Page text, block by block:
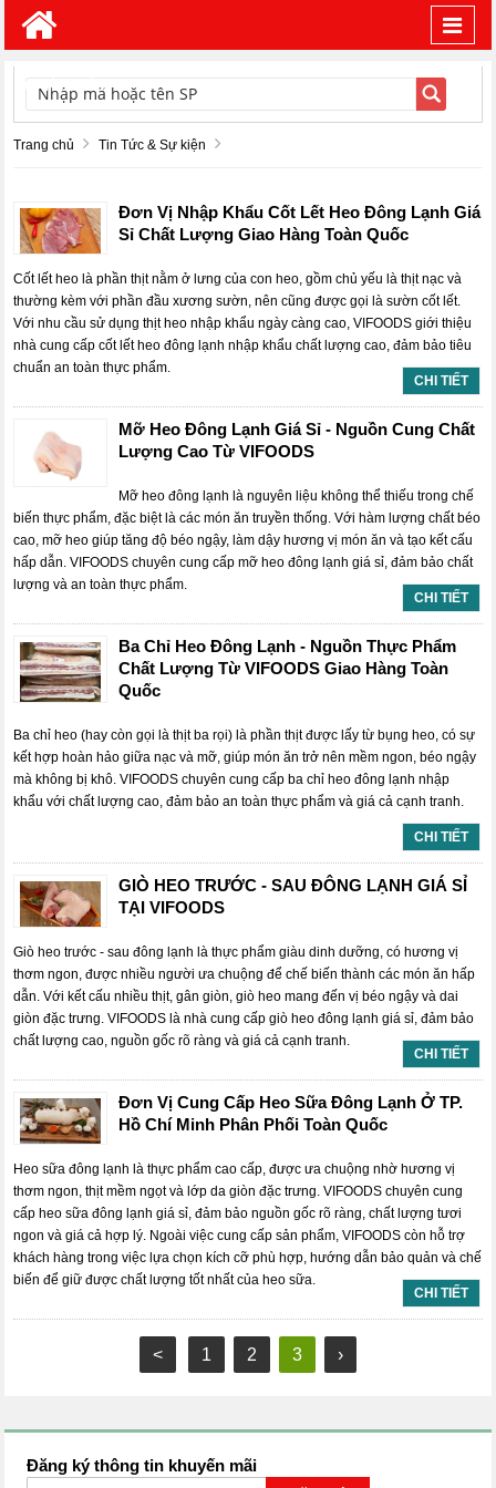
TÌM KIẾM
Trang chủ Tin Tức & Sự kiện
Đơn Vị Nhập Khẩu Cốt Lết Heo Đông Lạnh Giá
Sỉ Chất Lượng Giao Hàng Toàn Quốc
Cốt lết heo là phần thịt nằm ở lưng của con heo, gồm chủ yếu là thịt nạc và
thường kèm với phần đầu xương sườn, nên cũng được gọi là sườn cốt lết.
Với nhu cầu sử dụng thịt heo nhập khẩu ngày càng cao, VIFOODS giới thiệu
nhà cung cấp cốt lết heo đông lạnh nhập khẩu chất lượng cao, đảm bảo tiêu
chuẩn an toàn thực phẩm.
CHI TIẾT
Mỡ Heo Đông Lạnh Giá Sỉ - Nguồn Cung Chất
Lượng Cao Từ VIFOODS
Mỡ heo đông lạnh là nguyên liệu không thể thiếu trong chế
biến thực phẩm, đặc biệt là các món ăn truyền thống. Với hàm lượng chất béo
cao, mỡ heo giúp tăng độ béo ngậy, làm dậy hương vị món ăn và tạo kết cấu
hấp dẫn. VIFOODS chuyên cung cấp mỡ heo đông lạnh giá sỉ, đảm bảo chất
lượng và an toàn thực phẩm.
CHI TIẾT
Ba Chỉ Heo Đông Lạnh - Nguồn Thực Phẩm
Chất Lượng Từ VIFOODS Giao Hàng Toàn
Quốc
Ba chỉ heo (hay còn gọi là thịt ba rọi) là phần thịt được lấy từ bụng heo, có sự
kết hợp hoàn hảo giữa nạc và mỡ, giúp món ăn trở nên mềm ngon, béo ngậy
mà không bị khô. VIFOODS chuyên cung cấp ba chỉ heo đông lạnh nhập
khẩu với chất lượng cao, đảm bảo an toàn thực phẩm và giá cả cạnh tranh.
CHI TIẾT
GIÒ HEO TRƯỚC - SAU ĐÔNG LẠNH GIÁ SỈ
TẠI VIFOODS
Giò heo trước - sau đông lạnh là thực phẩm giàu dinh dưỡng, có hương vị
thơm ngon, được nhiều người ưa chuộng để chế biến thành các món ăn hấp
dẫn. Với kết cấu nhiều thịt, gân giòn, giò heo mang đến vị béo ngậy và dai
giòn đặc trưng. VIFOODS là nhà cung cấp giò heo đông lạnh giá sỉ, đảm bảo
chất lượng cao, nguồn gốc rõ ràng và giá cả cạnh tranh.
CHI TIẾT
Đơn Vị Cung Cấp Heo Sữa Đông Lạnh Ở TP.
Hồ Chí Minh Phân Phối Toàn Quốc
Heo sữa đông lạnh là thực phẩm cao cấp, được ưa chuộng nhờ hương vị
thơm ngon, thịt mềm ngọt và lớp da giòn đặc trưng. VIFOODS chuyên cung
cấp heo sữa đông lạnh giá sỉ, đảm bảo nguồn gốc rõ ràng, chất lượng tươi
ngon và giá cả hợp lý. Ngoài việc cung cấp sản phẩm, VIFOODS còn hỗ trợ
khách hàng trong việc lựa chọn kích cỡ phù hợp, hướng dẫn bảo quản và chế
biến để giữ được chất lượng tốt nhất của heo sữa.
CHI TIẾT
< 1 2 3 ›
Đăng ký thông tin khuyến mãi